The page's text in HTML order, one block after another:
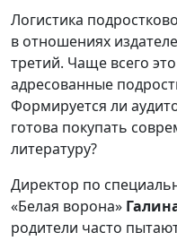
Логистика
в отношениях
третий. Чаще всего
адресованные
Формируется ли
готова покупать
литературу?
Директор по
«Белая ворона»
родители часто